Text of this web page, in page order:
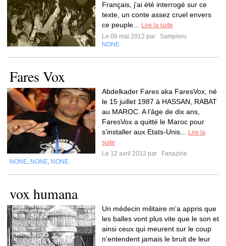
Français, j'ai été interrogé sur ce
texte, un conte assez cruel envers
ce peuple...
Lire la suite
Le 06 mai 2012 par
Sampieru
NONE
Fares Vox
Abdelkader Fares aka FaresVox, né
le 15 juillet 1987 à HASSAN, RABAT
au MAROC. A l’âge de dix ans,
FaresVox a quitté le Maroc pour
s’installer aux Etats-Unis...
Lire la
suite
Le 12 avril 2012 par
Fanazine
NONE NONE NONE
vox humana
Un médecin militaire m'a appris que
les balles vont plus vite que le son et
ainsi ceux qui meurent sur le coup
n'entendent jamais le bruit de leur